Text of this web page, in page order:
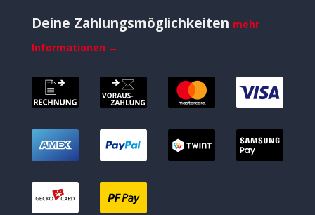
Deine Zahlungsmöglichkeiten mehr
Informationen →